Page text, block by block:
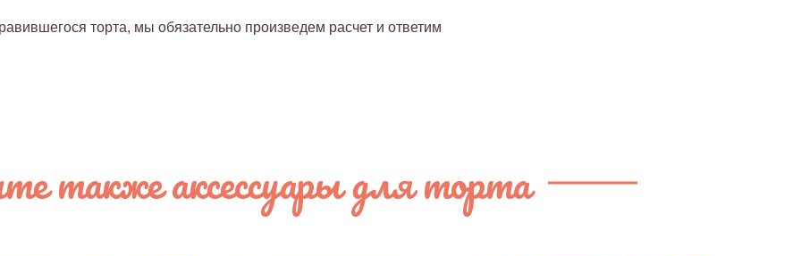
торта, мы обязательно произведем расчет и ответим
также аксессуары для торта